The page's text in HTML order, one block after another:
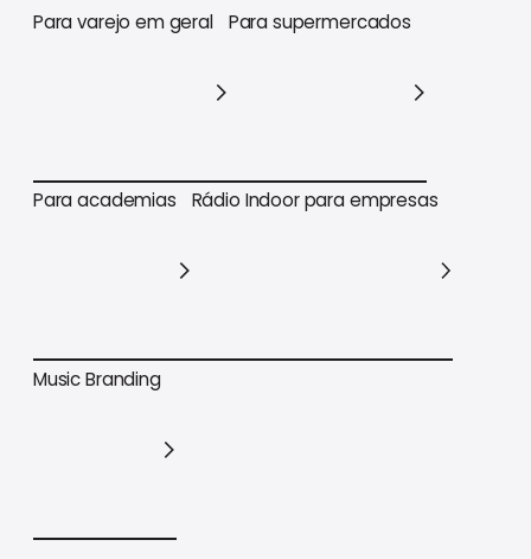
Para varejo em geral
Para varejo em geral
Para supermercados
Para supermercados
Para academias
Para academias
Rádio Indoor para empresas
Music Branding